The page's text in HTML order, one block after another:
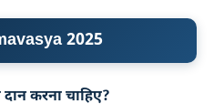
2025
करना चाहिए?